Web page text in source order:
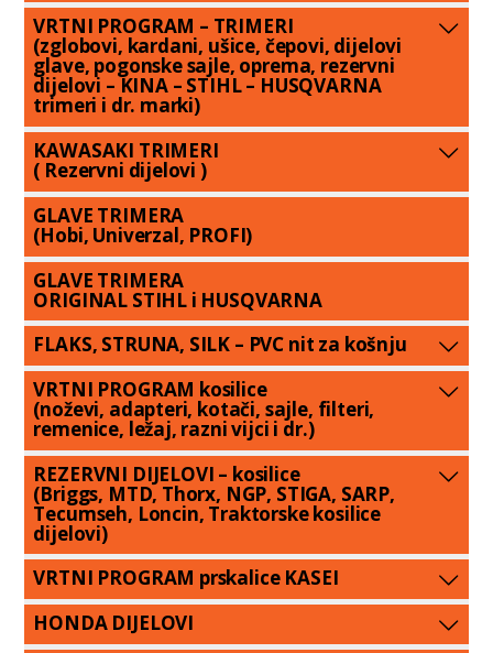
VRTNI PROGRAM – TRIMERI
(zglobovi, kardani, ušice, čepovi, dijelovi
glave, pogonske sajle, oprema, rezervni
dijelovi – KINA – STIHL – HUSQVARNA
trimeri i dr. marki)
KAWASAKI TRIMERI
( Rezervni dijelovi )
GLAVE TRIMERA
(Hobi, Univerzal, PROFI)
GLAVE TRIMERA
ORIGINAL STIHL i HUSQVARNA
FLAKS, STRUNA, SILK – PVC nit za košnju
VRTNI PROGRAM kosilice
(noževi, adapteri, kotači, sajle, filteri,
remenice, ležaj, razni vijci i dr.)
REZERVNI DIJELOVI – kosilice
(Briggs, MTD, Thorx, NGP, STIGA, SARP,
Tecumseh, Loncin, Traktorske kosilice
dijelovi)
VRTNI PROGRAM prskalice KASEI
HONDA DIJELOVI